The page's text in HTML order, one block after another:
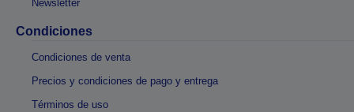
Newsletter
Condiciones
Condiciones de venta
Precios y condiciones de pago y entrega
Términos de uso